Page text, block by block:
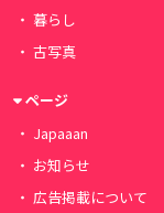
暮らし
古写真
ページ
Japaaan
お知らせ
広告掲載について